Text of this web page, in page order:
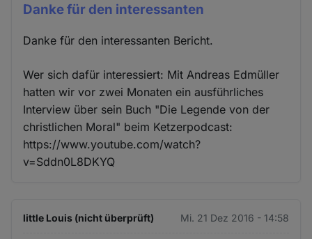
Danke für den interessanten
Danke für den interessanten Bericht.
Wer sich dafür interessiert: Mit Andreas Edmüller
hatten wir vor zwei Monaten ein ausführliches
Interview über sein Buch "Die Legende von der
christlichen Moral" beim Ketzerpodcast:
https://www.youtube.com/watch?
v=Sddn0L8DKYQ
little Louis (nicht überprüft) Mi. 21 Dez 2016 - 14:58